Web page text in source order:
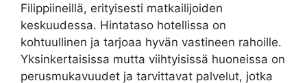
Filippiineillä, erityisesti matkailijoiden
keskuudessa. Hintataso hotellissa on
kohtuullinen ja tarjoaa hyvän vastineen rahoille.
Yksinkertaisissa mutta viihtyisissä huoneissa on
perusmukavuudet ja tarvittavat palvelut, jotka